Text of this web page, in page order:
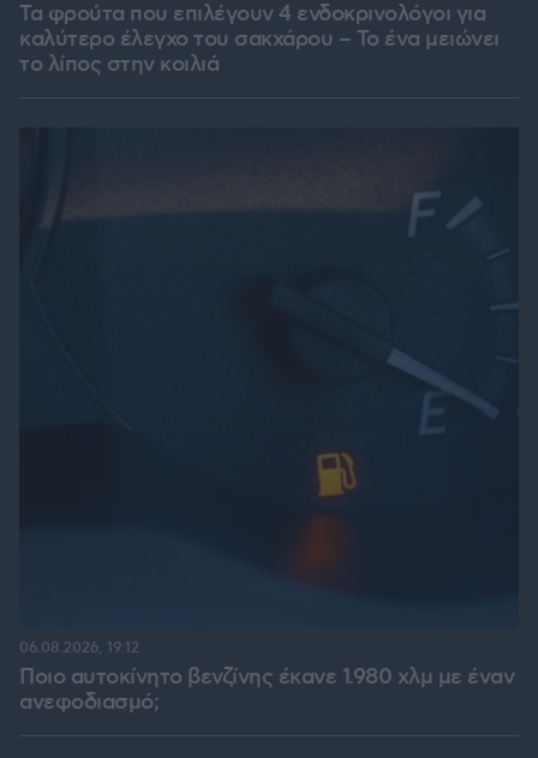
Τα φρούτα που επιλέγουν 4 ενδοκρινολόγοι για
καλύτερο έλεγχο του σακχάρου – Το ένα μειώνει
το λίπος στην κοιλιά
Ποιο αυτοκίνητο βενζίνης έκανε 1.980 χλμ με έναν
ανεφοδιασμό;
06.08.2026, 19:12